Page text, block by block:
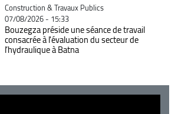
Catégorie
Construction & Travaux Publics
07/08/2026 - 15:33
Bouzegza préside une séance de travail
consacrée à l'évaluation du secteur de
l’hydraulique à Batna